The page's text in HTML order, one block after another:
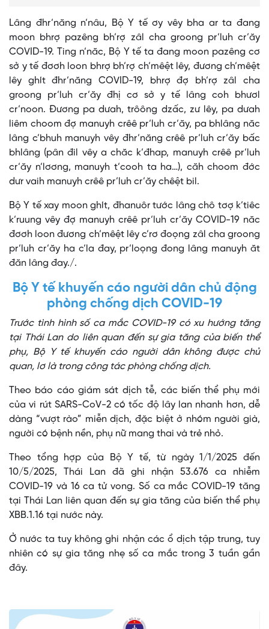
Lâng đhr’năng n’nâu, Bộ Y tế ơy vêy bha ar ta đang
moon bhrợ pazêng bh’rợ zâl cha groong pr’luh cr’ăy
COVID-19. Ting n’năc, Bộ Y tế ta đang moon pazêng cơ
sở y tế đơơh loon bhrợ bh’rợ ch’mêệt lêy, đương ch’mêệt
lêy ghít đhr’năng COVID-19, bhrợ đợ bh’rợ zâl cha
groong pr’luh cr’ăy đhị cơ sở y tế lâng coh bhươl
cr’noon. Đương pa dưah, trôông dzấc, zư lêy, pa dưah
liêm choom đợ manuyh crêê pr’luh cr’ăy, pa bhlâng năc
lâng c’bhuh manuyh vêy đhr’năng crêê pr’luh cr’ăy bấc
bhlâng (pân đil vêy a chăc k’đhap, manuyh crêê pr’luh
cr’ăy n’lơơng, manuyh t’cooh ta ha…), căh choom đớc
dưr vaih manuyh crêê pr’luh cr’ăy chêệt bil.
Bộ Y tế xay moon ghít, đhanuôr tước lâng chô tơợ k’tiêc
k’ruung vêy đợ manuyh crêê pr’luh cr’ăy COVID-19 năc
đơơh loon đương ch’mêệt lêy c’rơ đoọng zâl cha groong
pr’luh cr’ăy ha c’la đay, pr’loọng đong lâng manuyh ăt
đăn lâng đay./.
Bộ Y tế khuyến cáo người dân chủ động
phòng chống dịch COVID-19
Trước tình hình số ca mắc COVID-19 có xu hướng tăng
tại Thái Lan do liên quan đến sự gia tăng của biến thể
phụ, Bộ Y tế khuyến cáo người dân không được chủ
quan, lơ là trong công tác phòng chống dịch.
Theo báo cáo giám sát dịch tễ, các biến thể phụ mới
của vi rút SARS-CoV-2 có tốc độ lây lan nhanh hơn, dễ
dàng “vượt rào” miễn dịch, đặc biệt ở nhóm người già,
người có bệnh nền, phụ nữ mang thai và trẻ nhỏ.
Theo tổng hợp của Bộ Y tế, từ ngày 1/1/2025 đến
10/5/2025, Thái Lan đã ghi nhận 53.676 ca nhiễm
COVID-19 và 16 ca tử vong. Số ca mắc COVID-19 tăng
tại Thái Lan liên quan đến sự gia tăng của biến thể phụ
XBB.1.16 tại nước này.
Ở nước ta tuy không ghi nhận các ổ dịch tập trung, tuy
nhiên có sự gia tăng nhẹ số ca mắc trong 3 tuần gần
đây.